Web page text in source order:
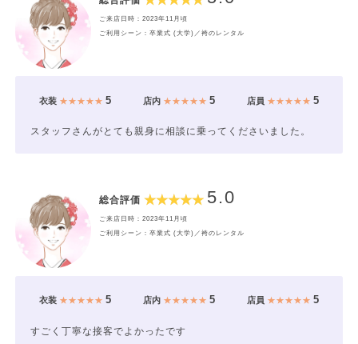
ご来店日時：2023年11月頃
ご利用シーン：卒業式 (大学)／袴のレンタル
衣装★★★★★ 5 店内★★★★★ 5 店員 ★★★★★5
スタッフさんがとても親身に相談に乗ってくださいました。
総合評価 5.0
ご来店日時：2023年11月頃
ご利用シーン：卒業式 (大学)／袴のレンタル
衣装★★★★★ 5 店内★★★★★ 5 店員 ★★★★★5
すごく丁寧な接客でよかったです